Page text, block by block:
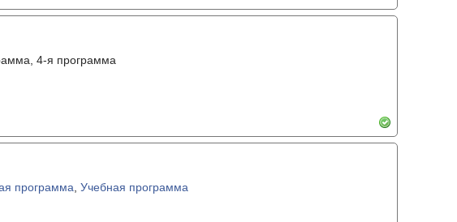
4-я программа
программа Учебная программа